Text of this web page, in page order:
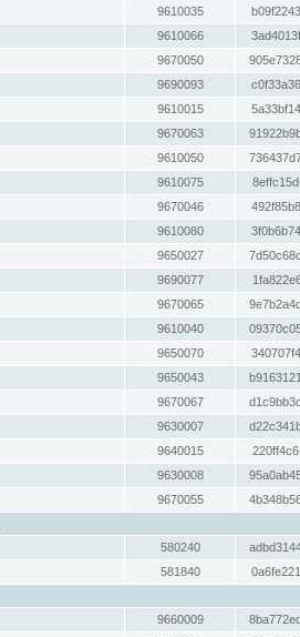
9610035
9610066
9670050
9690093
9610015
9670063
9610050
9610075
9670046
9610080
9650027
9690077
9670065
9610040
9650070
9650043
9670067
9630007
9640015
9630008
9670055
580240
581840
9660009